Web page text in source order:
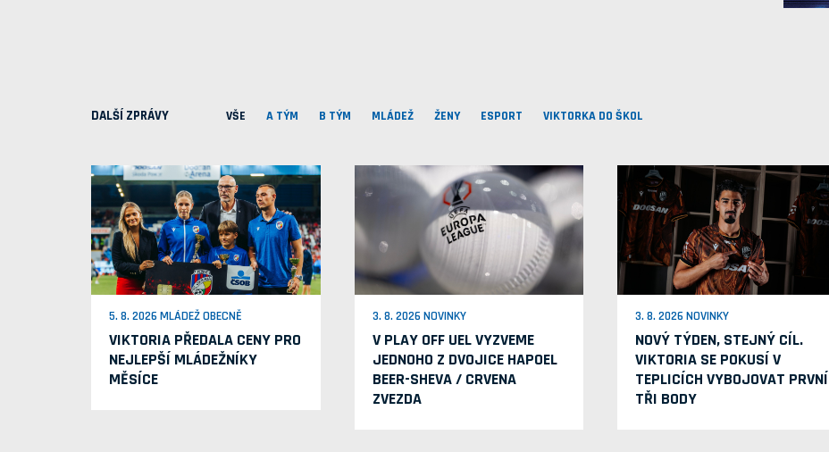
DALŠÍ ZPRÁVY VŠE A TÝM B TÝM MLÁDEŽ ŽENY ESPORT VIKTORKA DO ŠKOL
5. 8. 2026 MLÁDEŽ OBECNĚ
VIKTORIA PŘEDALA CENY PRO
NEJLEPŠÍ MLÁDEŽNÍKY
MĚSÍCE
3. 8. 2026 NOVINKY
V PLAY OFF UEL VYZVEME
JEDNOHO Z DVOJICE HAPOEL
BEER-SHEVA / CRVENA
ZVEZDA
3. 8. 2026 NOVINKY
NOVÝ TÝDEN, STEJNÝ CÍL.
VIKTORIA SE POKUSÍ V
TEPLICÍCH VYBOJOVAT PRVNÍ
TŘI BODY